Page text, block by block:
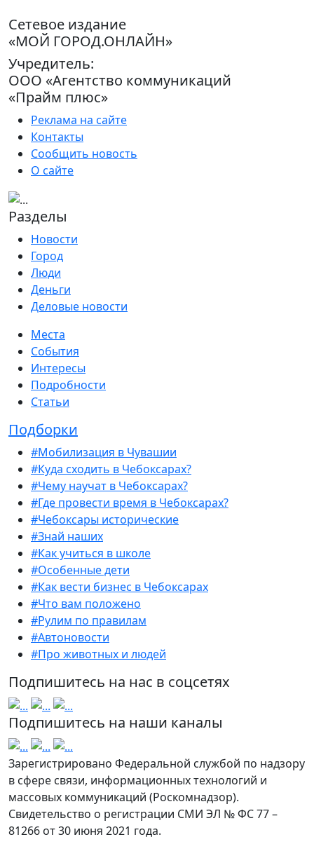
Сетевое издание
«МОЙ ГОРОД.ОНЛАЙН»
Учредитель:
ООО «Агентство коммуникаций
«Прайм плюс»
Реклама на сайте
Контакты
Сообщить новость
О сайте
Разделы
Новости
Город
Люди
Деньги
Деловые новости
Места
События
Интересы
Подробности
Статьи
Подборки
#Мобилизация в Чувашии
#Куда сходить в Чебоксарах?
#Чему научат в Чебоксарах?
#Где провести время в Чебоксарах?
#Чебоксары исторические
#Знай наших
#Как учиться в школе
#Особенные дети
#Как вести бизнес в Чебоксарах
#Что вам положено
#Рулим по правилам
#Автоновости
#Про животных и людей
Подпишитесь на нас в соцсетях
Подпишитесь на наши каналы
Зарегистрировано Федеральной службой по надзору
в сфере связи, информационных технологий и
массовых коммуникаций (Роскомнадзор).
Свидетельство о регистрации СМИ ЭЛ № ФС 77 –
81266 от 30 июня 2021 года.